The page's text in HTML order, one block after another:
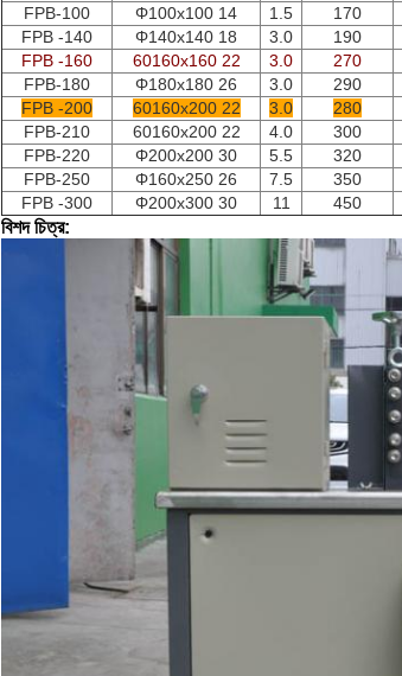
FPB-100
Φ100x100 14 1.5 170
FPB -140
Φ140x140 18 3.0 190
FPB -160
60160x160 22 3.0 270
FPB-180
Φ180x180 26 3.0 290
FPB -200
60160x200 22 3.0 280
FPB-210
60160x200 22 4.0 300
FPB-220
Φ200x200 30 5.5 320
FPB-250
Φ160x250 26 7.5 350
FPB -300
Φ200x300 30 11 450
বিশদ চিত্র: